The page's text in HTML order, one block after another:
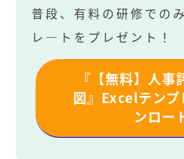
普段、有料の研修での
レ―トをプレゼント！
『【無料】人
図』Excelテン
ンロー